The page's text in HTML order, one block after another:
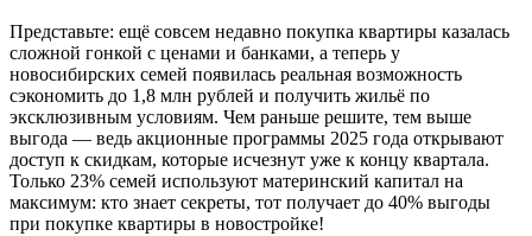
Представьте: ещё совсем недавно покупка квартиры казалась
сложной гонкой с ценами и банками, а теперь у
новосибирских семей появилась реальная возможность
сэкономить до 1,8 млн рублей и получить жильё по
эксклюзивным условиям. Чем раньше решите, тем выше
выгода — ведь акционные программы 2025 года открывают
доступ к скидкам, которые исчезнут уже к концу квартала.
Только 23% семей используют материнский капитал на
максимум: кто знает секреты, тот получает до 40% выгоды
при покупке квартиры в новостройке!